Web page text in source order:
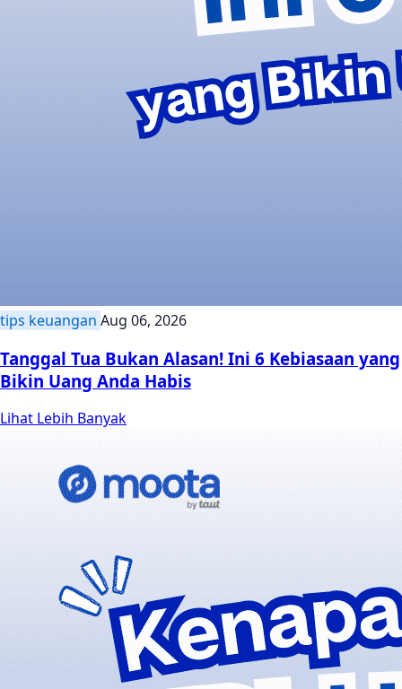
tips keuangan Aug 06, 2026
Tanggal Tua Bukan Alasan! Ini 6 Kebiasaan yang
Bikin Uang Anda Habis
Lihat Lebih Banyak